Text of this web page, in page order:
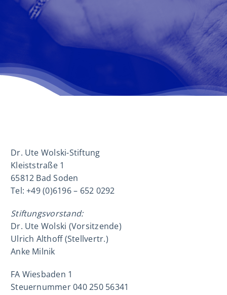
Dr. Ute Wolski-Stiftung
Kleiststraße 1
65812 Bad Soden
Tel: +49 (0)6196 – 652 0292
Stiftungsvorstand:
Dr. Ute Wolski (Vorsitzende)
Ulrich Althoff (Stellvertr.)
Anke Milnik
FA Wiesbaden 1
Steuernummer 040 250 56341